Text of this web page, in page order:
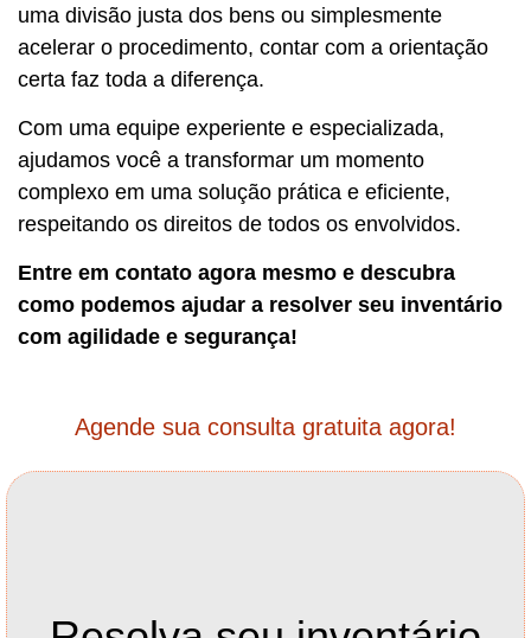
uma divisão justa dos bens ou simplesmente
acelerar o procedimento, contar com a orientação
certa faz toda a diferença.
Com uma equipe experiente e especializada,
ajudamos você a transformar um momento
complexo em uma solução prática e eficiente,
respeitando os direitos de todos os envolvidos.
Entre em contato agora mesmo e descubra
como podemos ajudar a resolver seu inventário
com agilidade e segurança!
Agende sua consulta gratuita agora!